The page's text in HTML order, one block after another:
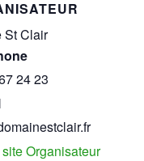
St Clair
24 23
Organisateur